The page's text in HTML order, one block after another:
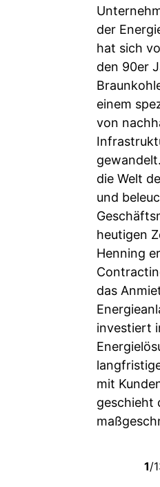
der
hat sich
den 90er
einem
von
die Welt
und
heutigen
Henning
das
investiert
mit
geschieht
1/